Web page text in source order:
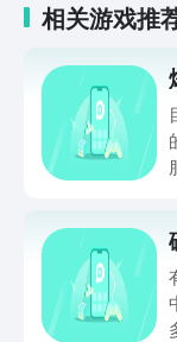
相关游戏推